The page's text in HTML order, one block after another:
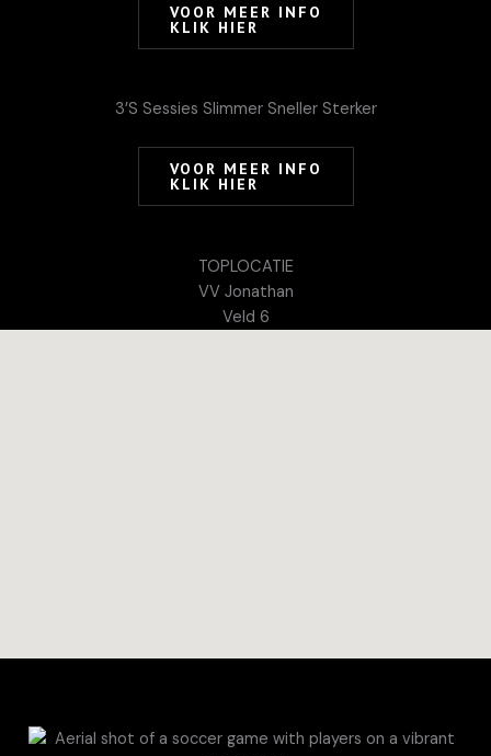
VOOR MEER INFO
KLIK HIER
3’S Sessies Slimmer Sneller Sterker
VOOR MEER INFO
KLIK HIER
TOPLOCATIE
VV Jonathan
Veld 6